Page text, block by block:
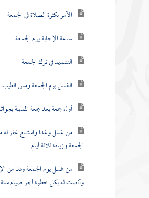
الأمر بكثرة الصلاة في الجمعة
ساعة الإجابة يوم الجمعة
التشديد في ترك الجمعة
الغسل يوم الجمعة ومس الطيب
أول جمعة بعد جمعة المدينة
من غسل وغدا واستمع غفر له
الجمعة وزيادة ثلاثة أيام
من غسل يوم الجمعة ودنا من
وأنصت له بكل خطوة أجر صيام سنة